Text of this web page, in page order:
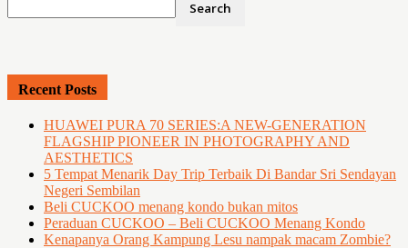
Recent Posts
HUAWEI PURA 70 SERIES:A NEW-GENERATION
FLAGSHIP PIONEER IN PHOTOGRAPHY AND
AESTHETICS
5 Tempat Menarik Day Trip Terbaik Di Bandar Sri Sendayan
Negeri Sembilan
Beli CUCKOO menang kondo bukan mitos
Peraduan CUCKOO – Beli CUCKOO Menang Kondo
Kenapanya Orang Kampung Lesu nampak macam Zombie?